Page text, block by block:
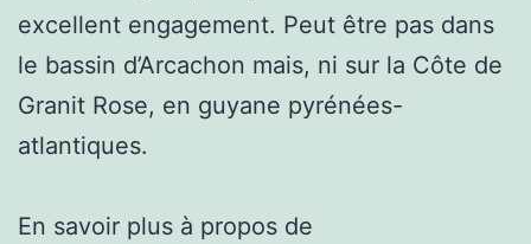
excellent engagement. Peut être pas dans
le bassin d’Arcachon mais, ni sur la Côte de
Granit Rose, en guyane pyrénées-
atlantiques.
En savoir plus à propos de